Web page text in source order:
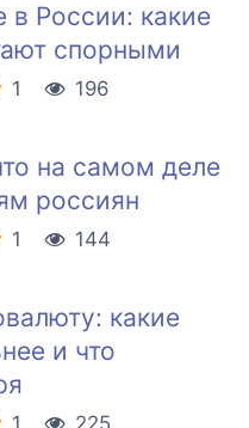
в России: какие
спорными
1
196
на самом деле
россиян
1
144
какие
и что